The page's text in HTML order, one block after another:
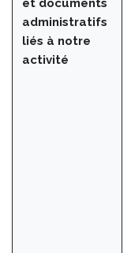
et documents
administratifs
liés à notre
activité